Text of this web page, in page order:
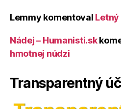
Lemmy komentoval
Nádej – Humanisti.sk
hmotnej núdzi
Transparentný